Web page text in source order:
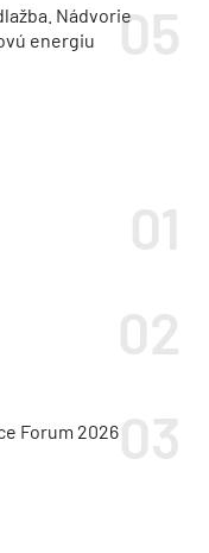
Nádvorie
energiu
Forum 2026